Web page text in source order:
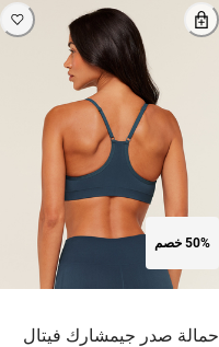
50% خصم
حمالة صدر جيمشارك فيتال